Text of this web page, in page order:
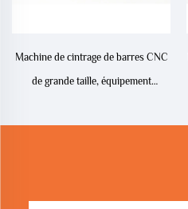
Machine de cintrage de barres CNC
de grande taille, équipement
construction